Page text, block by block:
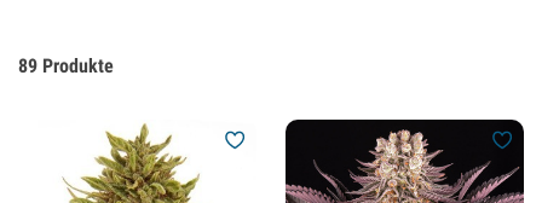
89 Produkte